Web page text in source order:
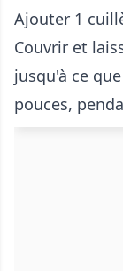
Ajouter 1
Couvrir et
jusqu'à ce
pouces,